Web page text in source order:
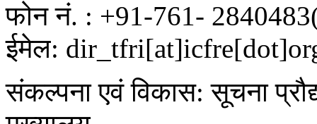
फोन नं. : +91-761-
ईमेल:
संकल्पना एवं विकास: सूचना